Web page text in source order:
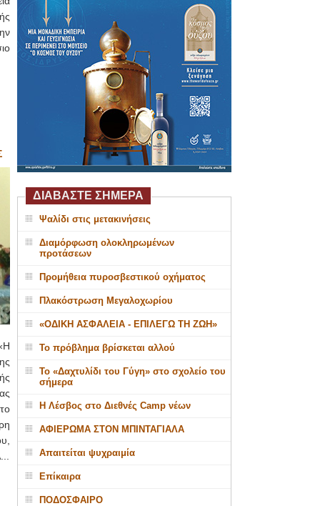
ΔΙΑΒΑΣΤΕ ΣΗΜΕΡΑ
Ψαλίδι στις μετακινήσεις
Διαμόρφωση ολοκληρωμένων
προτάσεων
Προμήθεια πυροσβεστικού οχήματος
Πλακόστρωση Μεγαλοχωρίου
«ΟΔΙΚΗ ΑΣΦΑΛΕΙΑ - ΕΠΙΛΕΓΩ ΤΗ ΖΩΗ»
Το πρόβλημα βρίσκεται αλλού
Το «Δαχτυλίδι του Γύγη» στο σχολείο του
σήμερα
Η Λέσβος στο Διεθνές Camp νέων
ΑΦΙΕΡΩΜΑ ΣΤΟΝ ΜΠΙΝΤΑΓΙΑΛΑ
Απαιτείται ψυχραιμία
Επίκαιρα
ΠΟΔΟΣΦΑΙΡΟ